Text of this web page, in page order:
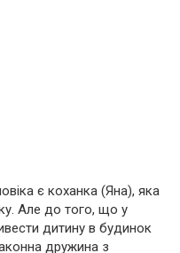
є коханка (Яна), яка
Але до того, що у
дитину в будинок
дружина з